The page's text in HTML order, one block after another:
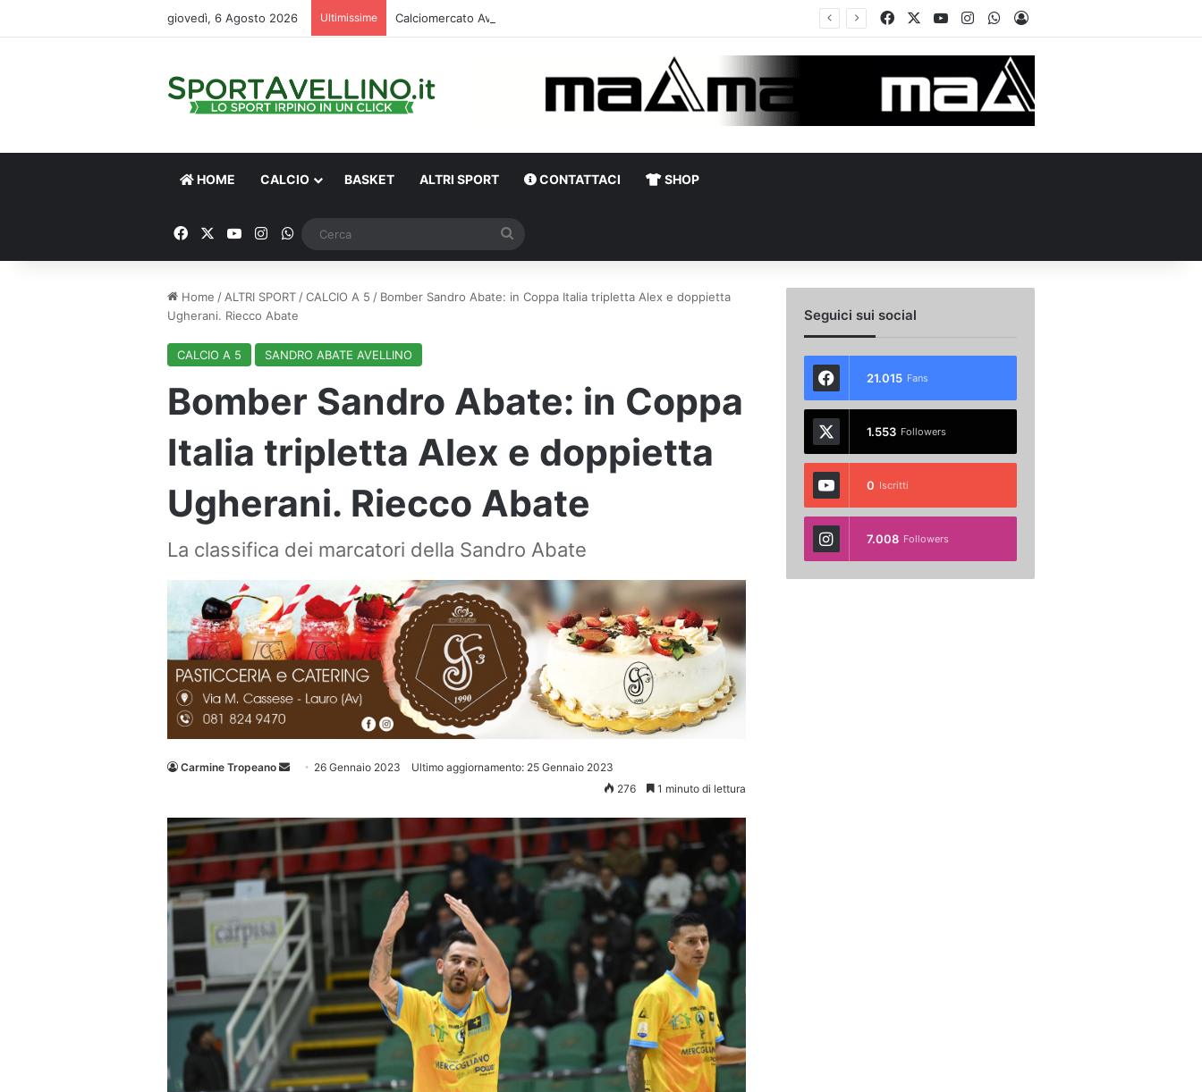
giovedì, 6 Agosto 2026 Ultimissime FacebookYou TubeInstagramWhatsApp
Accedi
HOME CALCIO BASKET ALTRI SPORT CONTATTACI SHOP
FacebookYou TubeInstagram
WhatsApp
Home / ALTRI SPORT /CALCIO A 5 / Bomber Sandro Abate: in Coppa Italia tripletta Alex e doppietta
Ugherani. Riecco Abate
CALCIO A 5 SANDRO ABATE AVELLINO
Bomber Sandro Abate: in Coppa
Italia tripletta Alex e doppietta
Ugherani. Riecco Abate
La classifica dei marcatori della Sandro Abate
Carmine Tropeano
Invia 26 Gennaio 2023
Ultimo aggiornamento: 25 Gennaio 2023
276
1 minuto di lettura
Seguici sui social
21.015 Fans
1.553 Followers
0 Iscritti
7.008 Followers